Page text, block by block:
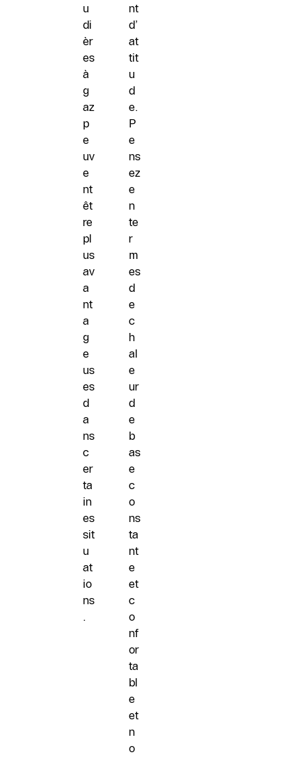
u
di
èr
es
à
g
az
p
e
uv
e
nt
êt
re
pl
us
av
a
nt
a
g
e
us
es
d
a
ns
c
er
ta
in
es
sit
u
at
io
ns
.
nt
d’
at
tit
u
d
e.
P
e
ns
ez
e
n
te
r
m
es
d
e
c
h
al
e
ur
d
e
b
as
e
c
o
ns
ta
nt
e
et
c
o
nf
or
ta
bl
e
et
n
o